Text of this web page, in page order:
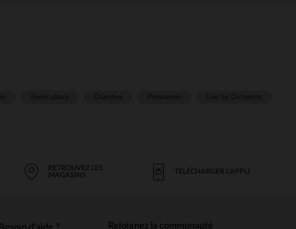
RETROUVEZ LES
MAGASINS
TÉLÉCHARGER L'APPLI
Rejoignez la communauté